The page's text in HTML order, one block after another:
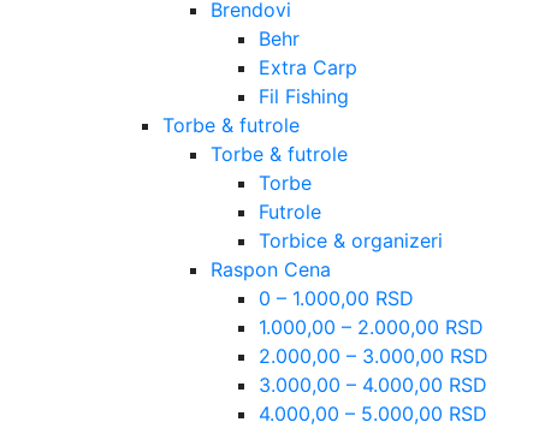
Brendovi
Behr
Extra Carp
Fil Fishing
Torbe & futrole
Torbe & futrole
Torbe
Futrole
Torbice & organizeri
Raspon Cena
0 – 1.000,00 RSD
1.000,00 – 2.000,00 RSD
2.000,00 – 3.000,00 RSD
3.000,00 – 4.000,00 RSD
4.000,00 – 5.000,00 RSD